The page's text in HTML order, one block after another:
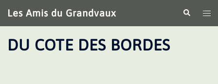
au
contenu
Les Amis du Grandvaux
le
DU COTE DES BORDES